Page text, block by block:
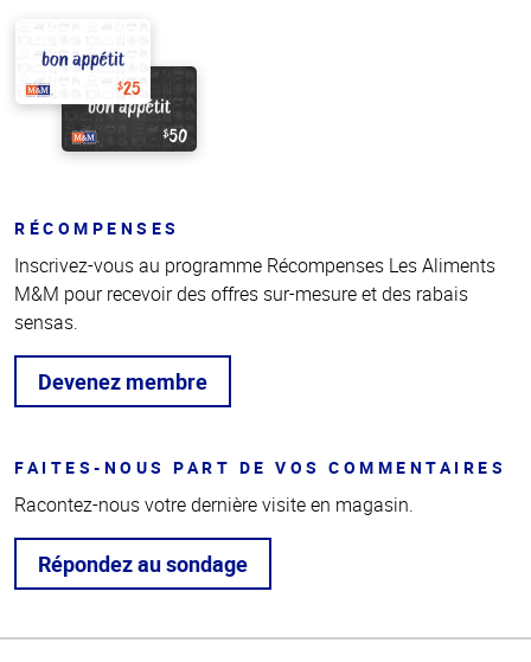
RÉCOMPENSES
Inscrivez-vous au programme Récompenses Les Aliments
M&M pour recevoir des offres sur-mesure et des rabais
sensas.
Devenez membre
FAITES-NOUS PART DE VOS COMMENTAIRES
Racontez-nous votre dernière visite en magasin.
Répondez au sondage